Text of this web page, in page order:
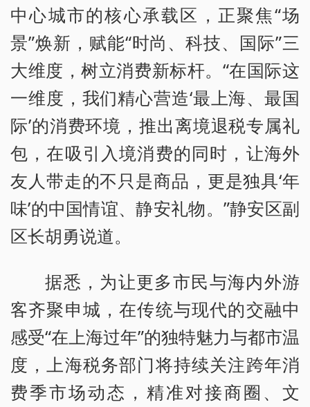
中心城市的核心承载区，正聚焦“场
景”焕新，赋能“时尚、科技、国际”三
大维度，树立消费新标杆。“在国际这
一维度，我们精心营造‘最上海、最国
际’的消费环境，推出离境退税专属礼
包，在吸引入境消费的同时，让海外
友人带走的不只是商品，更是独具‘年
味’的中国情谊、静安礼物。”静安区副
区长胡勇说道。
据悉，为让更多市民与海内外游
客齐聚申城，在传统与现代的交融中
感受“在上海过年”的独特魅力与都市温
度，上海税务部门将持续关注跨年消
费季市场动态，精准对接商圈、文